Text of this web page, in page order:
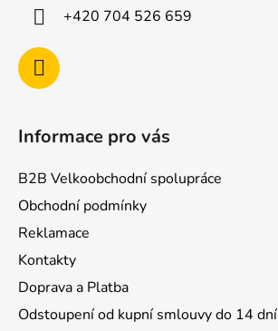
s
+420 704 526 659
Informace pro vás
B2B Velkoobchodní spolupráce
Obchodní podmínky
Reklamace
Kontakty
Doprava a Platba
Odstoupení od kupní smlouvy do 14 dní